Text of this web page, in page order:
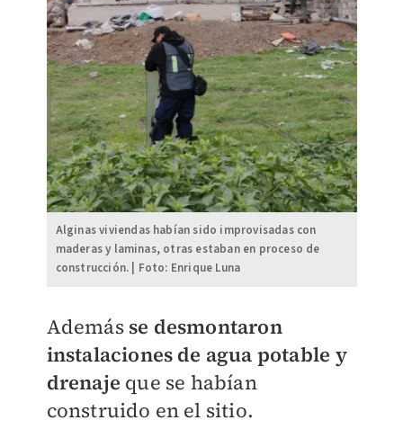
Alginas viviendas habían sido improvisadas con
maderas y laminas, otras estaban en proceso de
construcción. | Foto: Enrique Luna
Además se desmontaron
instalaciones de agua potable y
drenaje que se habían
construido en el sitio.